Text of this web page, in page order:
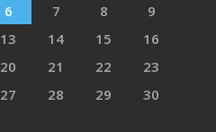
6 7 8
9
13 14 15
16
20 21 22
23
27 28 29
30